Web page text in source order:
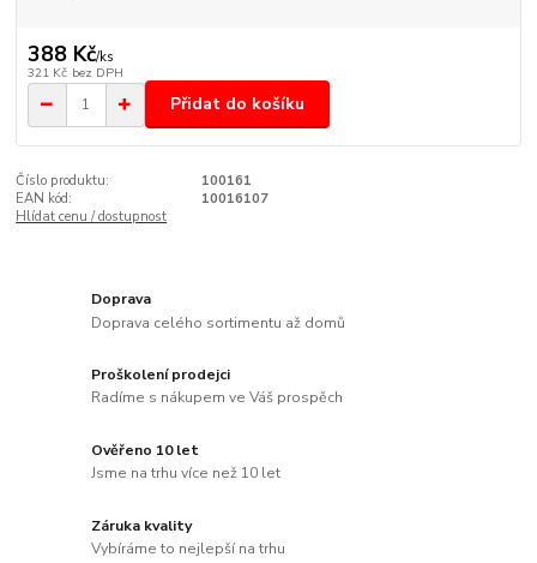
388 Kč/ks
321 Kč bez DPH
Přidat do košíku
Číslo produktu:
100161
EAN kód:
10016107
Hlídat cenu / dostupnost
Doprava
Doprava celého sortimentu až domů
Proškolení prodejci
Radíme s nákupem ve Váš prospěch
Ověřeno 10 let
Jsme na trhu více než 10 let
Záruka kvality
Vybíráme to nejlepší na trhu